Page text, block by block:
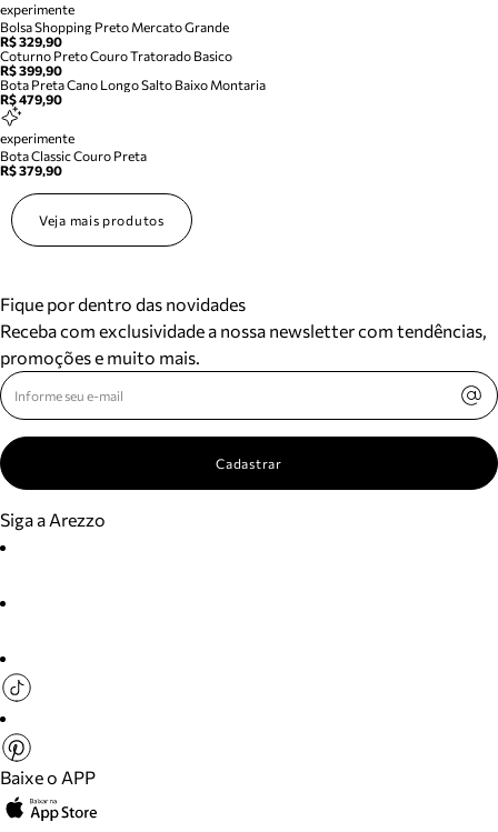
experimente
Bolsa Shopping Preto Mercato Grande
R$ 329,90
Coturno Preto Couro Tratorado Basico
R$ 399,90
Bota Preta Cano Longo Salto Baixo Montaria
R$ 479,90
experimente
Bota Classic Couro Preta
R$ 379,90
Veja mais produtos
Fique por dentro das novidades
Receba com exclusividade a nossa newsletter com tendências,
promoções e muito mais.
Cadastrar
Siga a Arezzo
Baixe o APP